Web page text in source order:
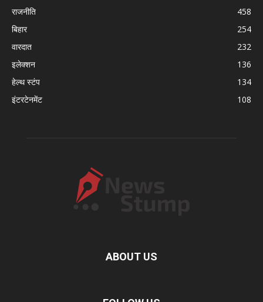
राजनीति
458
बिहार
254
वारदात
232
इलेक्शन
136
हेल्थ स्टंप
134
इंटरटेनमेंट
108
ABOUT US